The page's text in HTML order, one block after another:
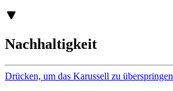
Nachhaltigkeit
Drücken, um das Karussell zu überspringen